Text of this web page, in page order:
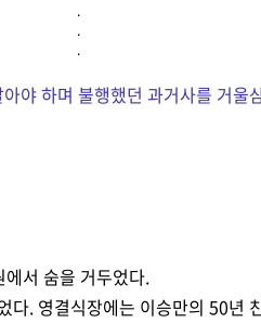
.
.
.
야 하며 불행했던 과거사를 거
서 숨을 거두었다.
. 영결식장에는 이승만의 50년